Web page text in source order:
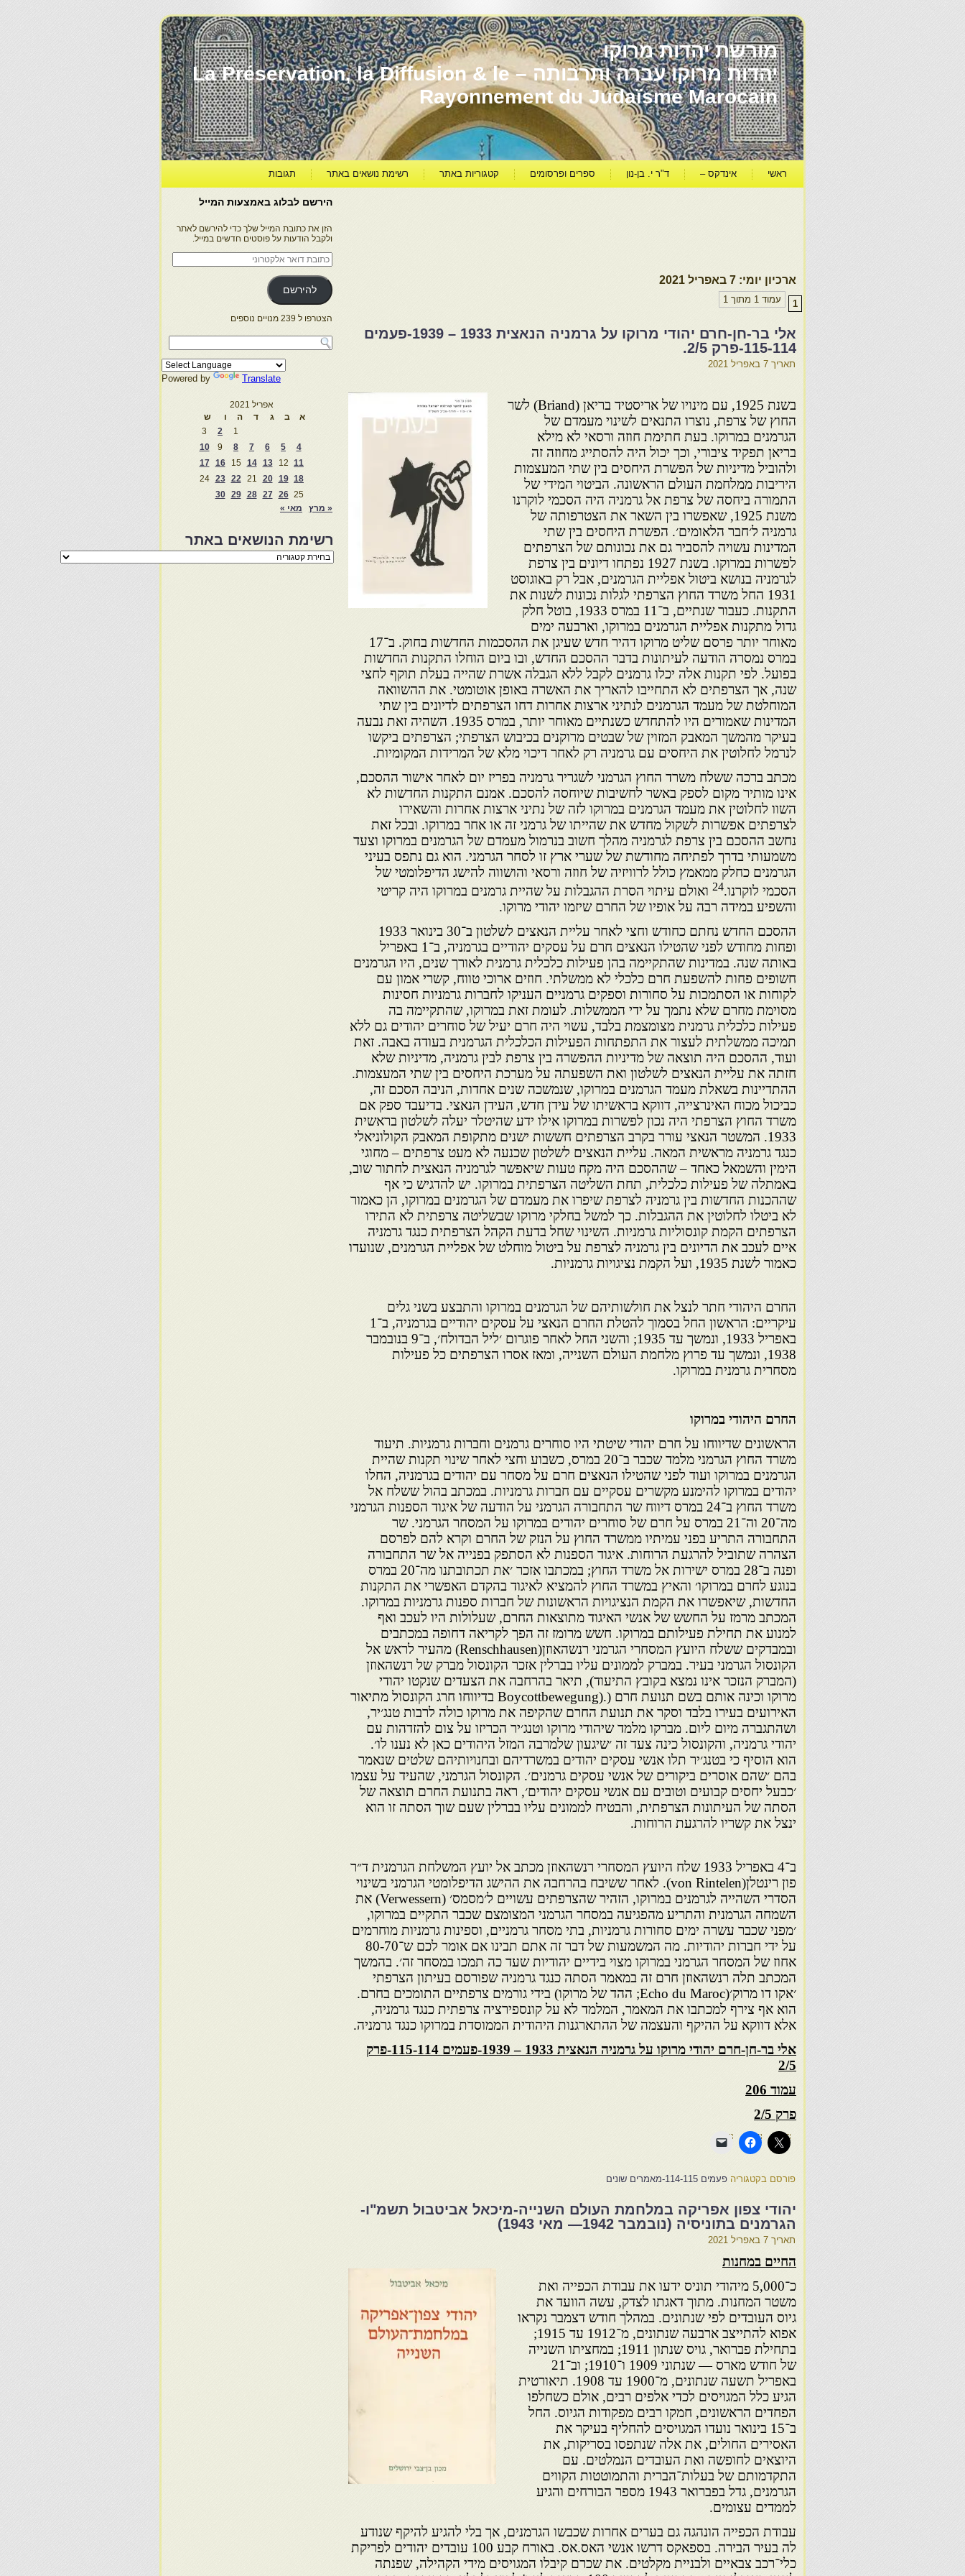
מורשת יהדות מרוקו
יהדות מרוקו עברה ותרבותה – La Préservation, la Diffusion & le
Rayonnement du Judaïsme Marocain
ראשי אינדקס – ד"ר י. בן-נון ספרים ופרסומים קטגוריות באתר רשימת נושאים באתר תגובות
ארכיון יומי: 7 באפריל 2021
עמוד 1 מתוך 1 1
אלי בר-חן-חרם יהודי מרוקו על גרמניה הנאצית 1933 – 1939-פעמים
115-114-פרק 2/5.
תאריך 7 באפריל 2021
בשנת 1925, עם מינויו של אריסטיד בריאן (Briand) לשר
החוץ של צרפת, נוצרו התנאים לשינוי מעמדם של
הגרמנים במרוקו. בעת חתימת חוזה ורסאי לא מילא
בריאן תפקיד ציבורי, וכך יכול היה להסתייג מחוזה זה
ולהוביל מדיניות של הפשרת היחסים בין שתי המעצמות
היריבות ממלחמת העולם הראשונה. הביטוי המידי של
התמורה ביחסה של צרפת אל גרמניה היה הסכמי לוקרנו
משנת 1925, שאפשרו בין השאר את הצטרפותה של
גרמניה ל׳חבר הלאומים׳. הפשרת היחסים בין שתי
המדינות עשויה להסביר גם את נכונותם של הצרפתים
לפשרות במרוקו. בשנת 1927 נפתחו דיונים בין צרפת
לגרמניה בנושא ביטול אפליית הגרמנים, אבל רק באוגוסט
1931 החל משרד החוץ הצרפתי לגלות נכונות לשנות את
התקנות. כעבור שנתיים, ב־11 במרס 1933, בוטל חלק
גדול מתקנות אפליית הגרמנים במרוקו, וארבעה ימים
מאוחר יותר פרסם שליט מרוקו דהיר חדש שעיגן את ההסכמות החדשות בחוק. ב־17
במרס נמסרה הודעה לעיתונות בדבר ההסכם החדש, ובו ביום הוחלו התקנות החדשות
בפועל. לפי תקנות אלה יכלו גרמנים לקבל ללא הגבלה אשרת שהייה בעלת תוקף לחצי
שנה, אך הצרפתים לא התחייבו להאריך את האשרה באופן אוטומטי. את ההשוואה
המוחלטת של מעמד הגרמנים לנתיני ארצות אחרות דחו הצרפתים לדיונים בין שתי
המדינות שאמורים היו להתחדש כשנתיים מאוחר יותר, במרס 1935. השהיה זאת נבעה
בעיקר מהמשך המאבק המזוין של שבטים מרוקנים בכיבוש הצרפתי; הצרפתים ביקשו
לנרמל לחלוטין את היחסים עם גרמניה רק לאחר דיכוי מלא של המרידות המקומיות.
מכתב ברכה ששלח משרד החוץ הגרמני לשגריר גרמניה בפריז יום לאחר אישור ההסכם,
אינו מותיר מקום לספק באשר לחשיבות שיוחסה להסכם. אמנם התקנות החדשות לא
השוו לחלוטין את מעמד הגרמנים במרוקו לזה של נתיני ארצות אחרות והשאירו
לצרפתים אפשרות לשקול מחדש את שהייתו של גרמני זה או אחר במרוקו. ובכל זאת
נחשב ההסכם בין צרפת לגרמניה מהלך חשוב בנרמול מעמדם של הגרמנים במרוקו וצעד
משמעותי בדרך לפתיחה מחודשת של שערי ארץ זו לסחר הגרמני. הוא גם נתפס בעיני
הגרמנים כחלק ממאמץ כולל לרוויזיה של חוזה ורסאי והושווה להישג הדיפלומטי של
הסכמי לוקרנו.24 ואולם עיתוי הסרת ההגבלות על שהיית גרמנים במרוקו היה קריטי
והשפיע במידה רבה על אופיו של החרם שיזמו יהודי מרוקו.
ההסכם החדש נחתם כחודש וחצי לאחר עליית הנאצים לשלטון ב־30 בינואר 1933
ופחות מחודש לפני שהטילו הנאצים חרם על עסקים יהודיים בגרמניה, ב־1 באפריל
באותה שנה. במדינות שהתקיימה בהן פעילות כלכלית גרמנית לאורך שנים, היו הגרמנים
חשופים פחות להשפעת חרם כלכלי לא ממשלתי. חוזים ארוכי טווח, קשרי אמון עם
לקוחות או הסתמכות על סחורות וספקים גרמניים העניקו לחברות גרמניות חסינות
מסוימת מחרם שלא נתמך על ידי הממשלות. לעומת זאת במרוקו, שהתקיימה בה
פעילות כלכלית גרמנית מצומצמת בלבד, עשוי היה חרם יעיל של סוחרים יהודים גם ללא
תמיכה ממשלתית לעצור את התפתחות הפעילות הכלכלית הגרמנית בעודה באבה. זאת
ועוד, ההסכם היה תוצאה של מדיניות ההפשרה בין צרפת לבין גרמניה, מדיניות שלא
חזתה את עליית הנאצים לשלטון ואת השפעתה על מערכת היחסים בין שתי המעצמות.
ההתדיינות בשאלת מעמד הגרמנים במרוקו, שנמשכה שנים אחדות, הניבה הסכם זה,
כביכול מכוח האינרצייה, דווקא בראשיתו של עידן חדש, העידן הנאצי. בדיעבד ספק אם
משרד החוץ הצרפתי היה נכון לפשרות במרוקו אילו ידע שהיטלר יעלה לשלטון בראשית
1933. המשטר הנאצי עורר בקרב הצרפתים חששות ישנים מתקופת המאבק הקולוניאלי
כנגד גרמניה מראשית המאה. עליית הנאצים לשלטון שכנעה לא מעט צרפתים – מחוגי
הימין והשמאל כאחד – שההסכם היה מקח טעות שיאפשר לגרמניה הנאצית לחתור שוב,
באמתלה של פעילות כלכלית, תחת השליטה הצרפתית במרוקו. יש להדגיש כי אף
שההכנות החדשות בין גרמניה לצרפת שיפרו את מעמדם של הגרמנים במרוקו, הן כאמור
לא ביטלו לחלוטין את ההגבלות. כך למשל בחלקי מרוקו שבשליטה צרפתית לא התירו
הצרפתים הקמת קונסוליות גרמניות. השינוי שחל בדעת הקהל הצרפתית כנגד גרמניה
איים לעכב את הדיונים בין גרמניה לצרפת על ביטול מוחלט של אפליית הגרמנים, שנועדו
כאמור לשנת 1935, ועל הקמת נציגויות גרמניות.
החרם היהודי חתר לנצל את חולשותיהם של הגרמנים במרוקו והתבצע בשני גלים
עיקריים: הראשון החל בסמוך להטלת החרם הנאצי על עסקים יהודיים בגרמניה, ב־1
באפריל 1933, ונמשך עד 1935; והשני החל לאחר פוגרום ׳ליל הבדולח׳, ב־9 בנובמבר
1938, ונמשך עד פרוץ מלחמת העולם השנייה, ומאז אסרו הצרפתים כל פעילות
מסחרית גרמנית במרוקו.
החרם היהודי במרוקו
הראשונים שדיווחו על חרם יהודי שיטתי היו סוחרים גרמנים וחברות גרמניות. תיעוד
משרד החוץ הגרמני מלמד שכבר ב־20 במרס, כשבוע וחצי לאחר שינוי תקנות שהיית
הגרמנים במרוקו ועוד לפני שהטילו הנאצים חרם על מסחר עם יהודים בגרמניה, החלו
יהודים במרוקו להימנע מקשרים עסקיים עם חברות גרמניות. במכתב בהול ששלח אל
משרד החוץ ב־24 במרס דיווח שר התחבורה הגרמני על הודעה של איגוד הספנות הגרמני
מה־20 וה־21 במרס על חרם של סוחרים יהודים במרוקו על המסחר הגרמני. שר
התחבורה התריע בפני עמיתיו ממשרד החוץ על הנזק של החרם וקרא להם לפרסם
הצהרה שתוביל להרגעת הרוחות. איגוד הספנות לא הסתפק בפנייה אל שר התחבורה
ופנה ב־28 במרס ישירות אל משרד החוץ; במכתבו אזכר ׳את תכתובתנו מה־20 במרס
בנוגע לחרם במרוקו׳ והאיץ במשרד החוץ להמציא לאיגוד בהקדם האפשרי את התקנות
החדשות, שיאפשרו את הקמת הנציגויות הראשונות של חברות ספנות גרמניות במרוקו.
המכתב מרמז על החשש של אנשי האיגוד מתוצאות החרם, שעלולות היו לעכב ואף
למנוע את תחילת פעילותם במרוקו. חשש מרומז זה הפך לקריאה דחופה במכתבים
ובמבדקים ששלח היועץ המסחרי הגרמני רנשהאוזן(Renschhausen) מהעיר לראש אל
הקונסול הגרמני בעיר. במברק לממונים עליו בברלין אזכר הקונסול מברק של רנשהאוזן
(המברק הנזכר אינו נמצא בקובץ התיעוד), תיאר בהרחבה את הצעדים שנקטו יהודי
מרוקו וכינה אותם בשם תנועת חרם (.(Boycottbewegung בדיווחו חרג הקונסול מתיאור
האירועים בעירו בלבד וסקר את תנועת החרם שהקיפה את מרוקו כולה לרבות טנג׳יר,
ושהתגברה מיום ליום. מברקו מלמד שיהודי מרוקו וטנג׳יר הכריזו על צום להזדהות עם
יהודי גרמניה, והקונסול כינה צעד זה ׳שיגעון שלמרבה המזל היהודים כאן לא נענו לו׳.
הוא הוסיף כי בטנג׳יר תלו אנשי עסקים יהודים במשרדיהם ובחנויותיהם שלטים שנאמר
בהם ׳שהם אוסרים ביקורים של אנשי עסקים גרמנים׳. הקונסול הגרמני, שהעיד על עצמו
׳כבעל יחסים קבועים וטובים עם אנשי עסקים יהודים׳, ראה בתנועת החרם תוצאה של
הסתה של העיתונות הצרפתית, והבטיח לממונים עליו בברלין שעם שוך הסתה זו הוא
ינצל את קשריו להרגעת הרוחות.
ב־4 באפריל 1933 שלח היועץ המסחרי רנשהאוזן מכתב אל יועץ המשלחת הגרמנית ד״ר
פון רינטלן(von Rintelen). לאחר ששיבח בהרחבה את ההישג הדיפלומטי הגרמני בשינוי
הסדרי השהייה לגרמנים במרוקו, הזהיר שהצרפתים עשויים ל׳מסמס׳ (Verwessern) את
השמחה הגרמנית והתריע מהפגיעה במסחר הגרמני המצומצם שכבר התקיים במרוקו,
׳מפני שכבר עשרה ימים סחורות גרמניות, בתי מסחר גרמניים, וספינות גרמניות מוחרמים
על ידי חברות יהודיות. מה המשמעות של דבר זה אתם תבינו אם אומר לכם ש־80-70
אחוז של המסחר הגרמני במרוקו מצוי בידיים יהודיות שעד כה תמכו במסחר זה׳. בהמשך
המכתב תלה רנשהאוזן חרם זה במאמר הסתה כנגד גרמניה שפורסם בעיתון הצרפתי
׳אקו דו מרוק׳(Echo du Maroc; ההד של מרוקו) בידי גורמים צרפתיים התומכים בחרם.
הוא אף צירף למכתבו את המאמר, המלמד לא על קונספירציה צרפתית כנגד גרמניה,
אלא דווקא על ההיקף והעצמה של ההתארגנות היהודית הממוסדת במרוקו כנגד גרמניה.
אלי בר-חן-חרם יהודי מרוקו על גרמניה הנאצית 1933 – 1939-פעמים 115-114-פרק
2/5
עמוד 206
פרק 2/5
פורסם בקטגוריה פעמים 114-115-מאמרים שונים
יהודי צפון אפריקה במלחמת העולם השנייה-מיכאל אביטבול תשמ"ו-
הגרמנים בתוניסיה (נובמבר 1942— מאי 1943)
תאריך 7 באפריל 2021
החיים במחנות
כ־5,000 מיהודי תוניס ידעו את עבודת הכפייה ואת
משטר המחנות. מתוך דאגתו לצדק, עשה הוועד את
גיוס העובדים לפי שנתונים. במהלך חודש דצמבר נקראו
אפוא להתייצב ארבעה שנתונים, מ־1912 עד 1915;
בתחילת פברואר, גויס שנתון 1911; במחציתו השנייה
של חודש מארס — שנתוני 1909 ו־1910; וב־21
באפריל תשעה שנתונים, מ־1900 עד 1908. תיאורטית
הגיע כלל המגויסים לכדי אלפים רבים, אולם כשחלפו
הפחדים הראשונים, חמקו רבים מפקודות הגיוס. החל
ב־15 בינואר נועדו המגויסים להחליף בעיקר את
האסירים החולים, את אלה שנתפסו בסריקות, את
היוצאים לחופשה ואת העובדים הנמלטים. עם
התקדמותם של בעלות־הברית והתמוטטות הקווים
הגרמנים, גדל בפברואר 1943 מספר הבורחים והגיע
לממדים עצומים.
עבודת הכפייה הונהגה גם בערים אחרות שכבשו הגרמנים, אך בלי להגיע להיקף שנודע
לה בעיר הבירה. בספאקס דרשו אנשי האס.אס. באורח קבע 100 עובדים יהודים לפריקת
כלי־רכב צבאיים ולבניית מקלטים. את שכרם קיבלו המגויסים מידי הקהילה, שפנתה
הירשם לבלוג באמצעות המייל
הזן את כתובת המייל שלך כדי להירשם לאתר
ולקבל הודעות על פוסטים חדשים במייל.
כתובת
דואר
אלקטרוני
להירשם
הצטרפו ל 239 מנויים נוספים
Powered by Translate
אפריל 2021
א
ב ג ד ה ו
ש
1
2
3
4
5
6
7
8
9
10
11
12
13
14
15
16
17
18
19
20
21
22
23
24
25
26
27
28
29
30
« מרץ
מאי »
רשימת הנושאים באתר
רשימת
הנושאים